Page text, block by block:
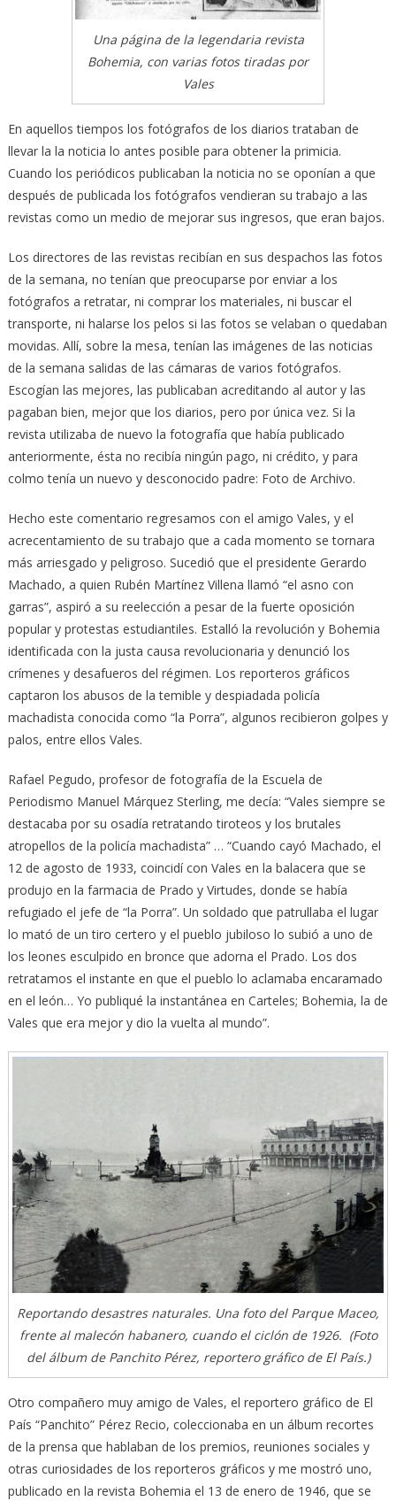
Una página de la legendaria revista
Bohemia, con varias fotos tiradas por
Vales
En aquellos tiempos los fotógrafos de los diarios trataban de
llevar la la noticia lo antes posible para obtener la primicia.
Cuando los periódicos publicaban la noticia no se oponían a que
después de publicada los fotógrafos vendieran su trabajo a las
revistas como un medio de mejorar sus ingresos, que eran bajos.
Los directores de las revistas recibían en sus despachos las fotos
de la semana, no tenían que preocuparse por enviar a los
fotógrafos a retratar, ni comprar los materiales, ni buscar el
transporte, ni halarse los pelos si las fotos se velaban o quedaban
movidas. Allí, sobre la mesa, tenían las imágenes de las noticias
de la semana salidas de las cámaras de varios fotógrafos.
Escogían las mejores, las publicaban acreditando al autor y las
pagaban bien, mejor que los diarios, pero por única vez. Si la
revista utilizaba de nuevo la fotografía que había publicado
anteriormente, ésta no recibía ningún pago, ni crédito, y para
colmo tenía un nuevo y desconocido padre: Foto de Archivo.
Hecho este comentario regresamos con el amigo Vales, y el
acrecentamiento de su trabajo que a cada momento se tornara
más arriesgado y peligroso. Sucedió que el presidente Gerardo
Machado, a quien Rubén Martínez Villena llamó “el asno con
garras”, aspiró a su reelección a pesar de la fuerte oposición
popular y protestas estudiantiles. Estalló la revolución y Bohemia
identificada con la justa causa revolucionaria y denunció los
crímenes y desafueros del régimen. Los reporteros gráficos
captaron los abusos de la temible y despiadada policía
machadista conocida como “la Porra”, algunos recibieron golpes y
palos, entre ellos Vales.
Rafael Pegudo, profesor de fotografía de la Escuela de
Periodismo Manuel Márquez Sterling, me decía: “Vales siempre se
destacaba por su osadía retratando tiroteos y los brutales
atropellos de la policía machadista” … “Cuando cayó Machado, el
12 de agosto de 1933, coincidí con Vales en la balacera que se
produjo en la farmacia de Prado y Virtudes, donde se había
refugiado el jefe de “la Porra”. Un soldado que patrullaba el lugar
lo mató de un tiro certero y el pueblo jubiloso lo subió a uno de
los leones esculpido en bronce que adorna el Prado. Los dos
retratamos el instante en que el pueblo lo aclamaba encaramado
en el león… Yo publiqué la instantánea en Carteles; Bohemia, la de
Vales que era mejor y dio la vuelta al mundo”.
Reportando desastres naturales. Una foto del Parque Maceo,
frente al malecón habanero, cuando el ciclón de 1926. (Foto
del álbum de Panchito Pérez, reportero gráfico de El País.)
Otro compañero muy amigo de Vales, el reportero gráfico de El
País “Panchito” Pérez Recio, coleccionaba en un álbum recortes
de la prensa que hablaban de los premios, reuniones sociales y
otras curiosidades de los reporteros gráficos y me mostró uno,
publicado en la revista Bohemia el 13 de enero de 1946, que se